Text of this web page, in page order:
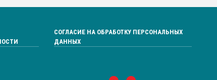
СОГЛАСИЕ НА ОБРАБОТКУ ПЕРСОНАЛЬНЫХ
ДАННЫХ